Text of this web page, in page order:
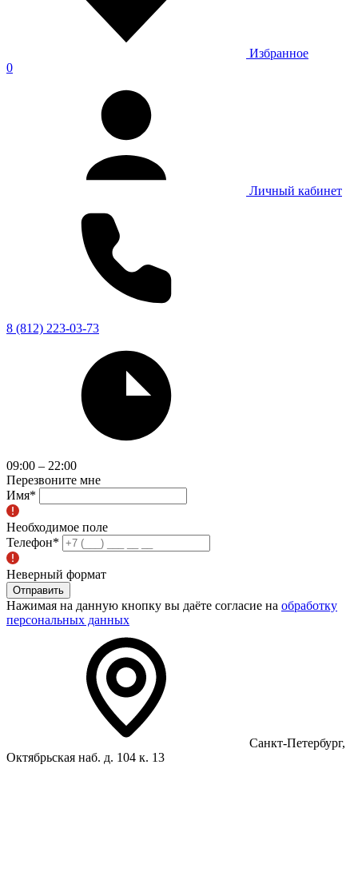
Избранное
0
Личный кабинет
8 (812) 223-03-73
09:00 – 22:00
Перезвоните мне
Имя*
Необходимое поле
Телефон*
Неверный формат
Отправить
Нажимая на данную кнопку вы даёте согласие на обработку
персональных данных
Санкт-Петербург,
Октябрьская наб. д. 104 к. 13